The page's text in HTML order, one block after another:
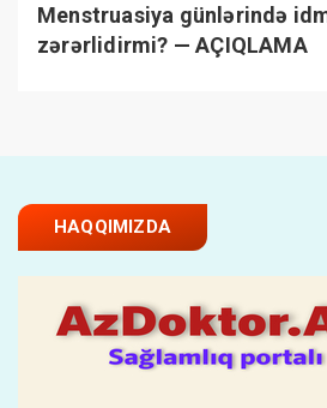
Menstruasiya günlərində
zərərlidirmi? — AÇIQLAMA
HAQQIMIZDA